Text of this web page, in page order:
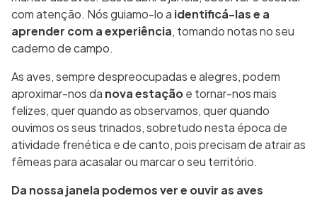
com atenção. Nós guiamo-lo a identificá-las e a
aprender com a experiência, tomando notas no seu
caderno de campo.
As aves, sempre despreocupadas e alegres, podem
aproximar-nos da nova estaçãoe tornar-nos mais
felizes, quer quando as observamos, quer quando
ouvimos os seus trinados, sobretudo nesta época de
atividade frenética e de canto, pois precisam de atrair as
fêmeas para acasalar ou marcar o seu território.
Da nossa janela podemos ver e ouvir as aves